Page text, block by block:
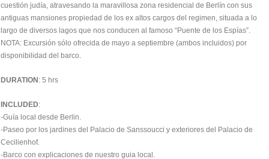
cuestión judía, atravesando la maravillosa zona residencial de Berlín con sus
antiguas mansiones propiedad de los ex altos cargos del regimen, situada a lo
largo de diversos lagos que nos conducen al famoso “Puente de los Espías”.
NOTA: Excursión sólo ofrecida de mayo a septiembre (ambos incluidos) por
disponibilidad del barco.
DURATION : 5 hrs
INCLUDED:
-Guía local desde Berlin.
-Paseo por los jardines del Palacio de Sanssoucci y exteriores del Palacio de
Cecilienhof.
-Barco con explicaciones de nuestro guia local.